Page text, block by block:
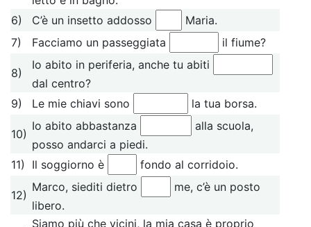
6)
C’è un insetto addosso
Maria.
7)
Facciamo un passeggiata il fiume?
8)
Io abito in periferia, anche tu abiti
dal centro?
9)
Le mie chiavi sono la tua borsa.
10)
Io abito abbastanza
alla scuola,
posso andarci a piedi.
11)
Il soggiorno è fondo al corridoio.
12)
Marco, siediti dietro
me, c’è un posto
libero.
Siamo più che vicini, la mia casa è proprio